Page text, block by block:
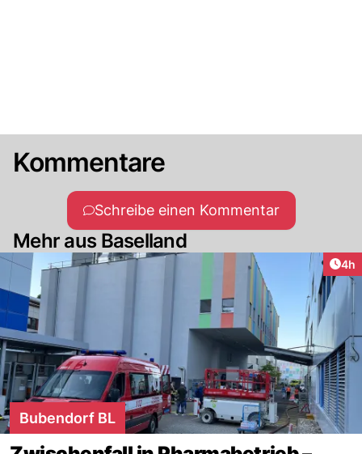
Kommentare
Schreibe einen Kommentar
Mehr aus Baselland
4h
Bubendorf BL